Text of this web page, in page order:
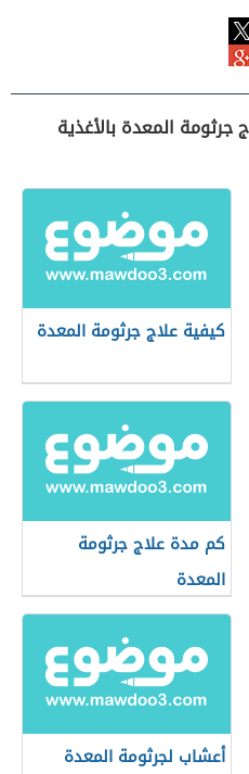
المعدة بالأغذية
كيفية علاج جرثومة المعدة
كم مدة علاج جرثومة
المعدة
أعشاب لجرثومة المعدة